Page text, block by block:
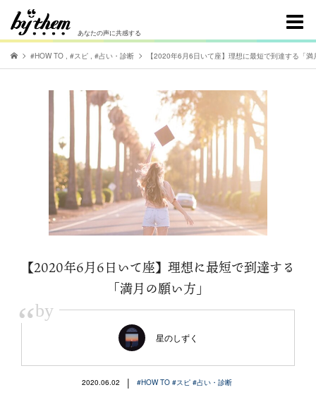
あなたの声に共感する
#HOW TO , #スピ , #占い・診断 【2020年6月6日いて座】理想に最短で到達する「満
【2020年6月6日いて座】理想に最短で到達する
「満月の願い方」
“by
星のしずく
2020.06.02 | #HOW TO #スピ #占い・診断